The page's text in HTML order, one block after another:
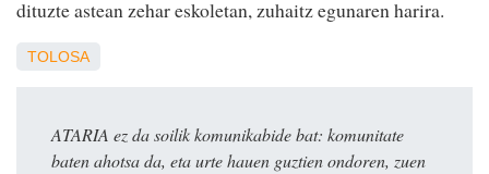
dituzte astean zehar eskoletan, zuhaitz egunaren harira.
TOLOSA
ATARIA ez da soilik komunikabide bat: komunitate
baten ahotsa da, eta urte hauen guztien ondoren, zuen